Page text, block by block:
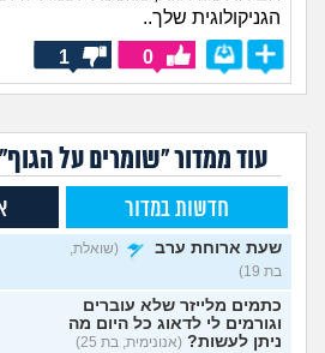
הגניקולוגית שלך..
0
1
עוד ממדור "שומרים על הגוף"
חדשות במדור
שעת ארוחת ערב
(שואלת,
בת 19)
כתמים מלייזר שלא עוברים
וגורמים לי לדאוג כל היום מה
ניתן לעשות? (אנונימית, בת 25)